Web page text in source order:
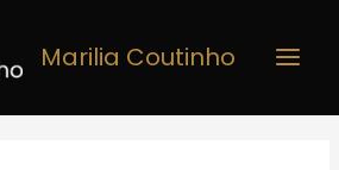
Marilia Coutinho